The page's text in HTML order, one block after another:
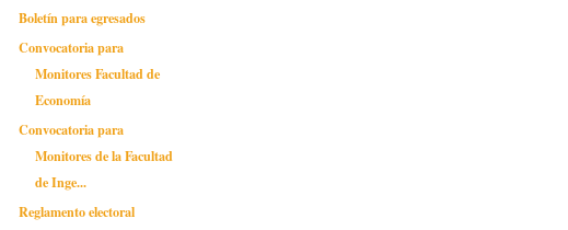
Boletín para egresados
Convocatoria para
Monitores Facultad de
Economía
Convocatoria para
Monitores de la Facultad
de Inge...
Reglamento electoral